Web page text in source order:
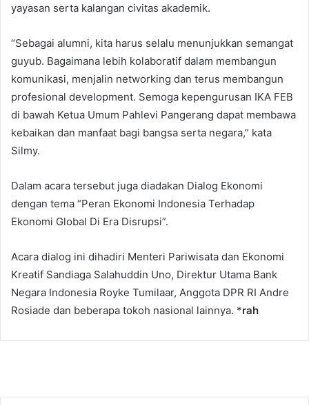
yayasan serta kalangan civitas akademik.
“Sebagai alumni, kita harus selalu menunjukkan semangat
guyub. Bagaimana lebih kolaboratif dalam membangun
komunikasi, menjalin networking dan terus membangun
profesional development. Semoga kepengurusan IKA FEB
di bawah Ketua Umum Pahlevi Pangerang dapat membawa
kebaikan dan manfaat bagi bangsa serta negara,” kata
Silmy.
Dalam acara tersebut juga diadakan Dialog Ekonomi
dengan tema “Peran Ekonomi Indonesia Terhadap
Ekonomi Global Di Era Disrupsi”.
Acara dialog ini dihadiri Menteri Pariwisata dan Ekonomi
Kreatif Sandiaga Salahuddin Uno, Direktur Utama Bank
Negara Indonesia Royke Tumilaar, Anggota DPR RI Andre
Rosiade dan beberapa tokoh nasional lainnya. *rah